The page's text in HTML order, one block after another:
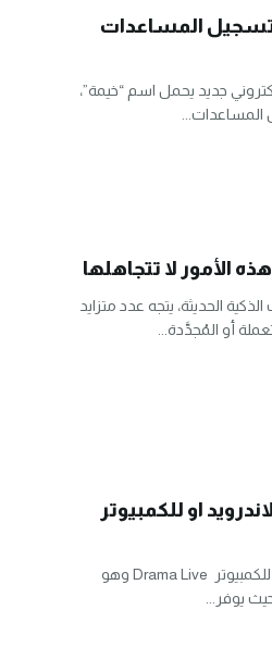
المساعدات
جديد يحمل اسم “خيمة”،
لا تتجاهلها
الحديثة، يتجه عدد متزايد
أو المُجدَّدة...
او للكمبيوتر
رابط ملف تطبيق دراما لايف للاندرويد او للكمبيوتر Drama Live وهو
يوفر...